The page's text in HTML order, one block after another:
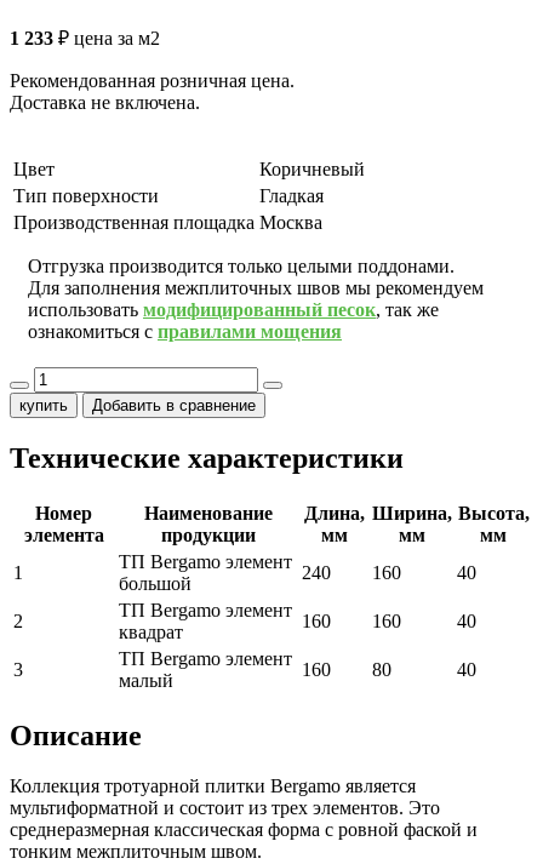
1 233 ₽ цена за м2
Рекомендованная розничная цена.
Доставка не включена.
Цвет
Коричневый
Тип поверхности
Гладкая
Производственная площадка Москва
Отгрузка производится только целыми поддонами.
Для заполнения межплиточных швов мы рекомендуем
использовать модифицированный песок, так же
ознакомиться с правилами мощения
купить Добавить в сравнение
Технические характеристики
Номер
элемента
Наименование
продукции
Длина,
мм
Ширина,
мм
Высота,
мм
1
ТП Bergamo элемент
большой
240 160 40
2
ТП Bergamo элемент
квадрат
160 160 40
3
ТП Bergamo элемент
малый
160 80 40
Описание
Коллекция тротуарной плитки Bergamo является
мультиформатной и состоит из трех элементов. Это
среднеразмерная классическая форма с ровной фаской и
тонким межплиточным швом.